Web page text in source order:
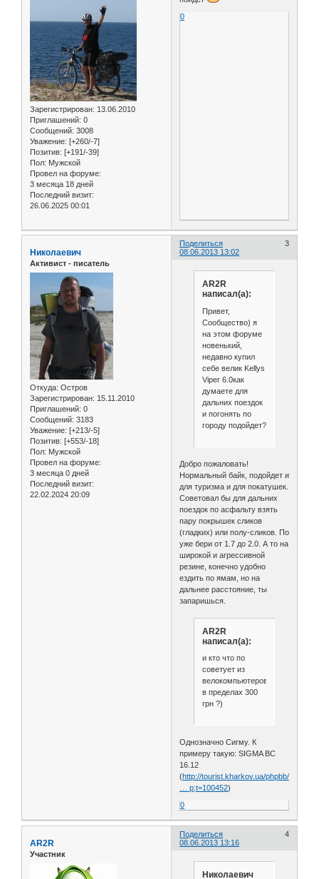
Зарегистрирован: 13.06.2010
Приглашений: 0
Сообщений: 3008
Уважение: [+260/-7]
Позитив: [+191/-39]
Пол: Мужской
Провел на форуме:
3 месяца 18 дней
Последний визит:
26.06.2025 00:01
0
Поделиться
3
08.06.2013 13:02
Николаевич
Активист - писатель
Откуда: Остров
Зарегистрирован: 15.11.2010
Приглашений: 0
Сообщений: 3183
Уважение: [+213/-5]
Позитив: [+553/-18]
Пол: Мужской
Провел на форуме:
3 месяца 0 дней
Последний визит:
22.02.2024 20:09
AR2R
написал(а):
Привет,
Сообщество) я
на этом форуме
новенький,
недавно купил
себе велик Kellys
Viper 6.0как
думаете для
дальних поездок
и погонять по
городу подойдет?
Добро пожаловать!
Нормальный байк, подойдет и
для туризма и для покатушек.
Советовал бы для дальних
поездок по асфальту взять
пару покрышек сликов
(гладких) или полу-сликов. По
уже бери от 1.7 до 2.0. А то на
широкой и агрессивной
резине, конечно удобно
ездить по ямам, но на
дальнее расстояние, ты
запаришься.
AR2R
написал(а):
и кто что по
советует из
велокомпьютеров
в пределах 300
грн ?)
Однозначно Сигму. К
примеру такую: SIGMA BC
16.12
(http://tourist.kharkov.ua/phpbb/viewtop
… p;t=100452)
0
Поделиться
4
08.06.2013 13:16
AR2R
Участник
Николаевич